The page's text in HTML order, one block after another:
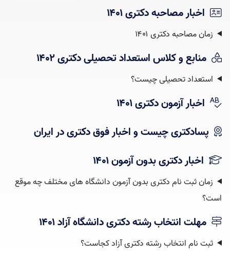
اخبار مصاحبه دکتری ۱۴۰۱
زمان مصاحبه دکتری ۱۴۰۱
منابع و کلاس استعداد تحصیلی دکتری ۱۴۰۲
استعداد تحصیلی چیست؟‌
اخبار آزمون دکتری ۱۴۰۱
پسادکتری چیست و اخبار فوق دکتری در ایران
اخبار دکتری بدون آزمون ۱۴۰۱
زمان ثبت نام دکتری بدون آزمون دانشگاه های مختلف چه موقع
است؟
مهلت انتخاب رشته دکتری دانشگاه آزاد ۱۴۰۱
ثبت نام انتخاب رشته دکتری آزاد کجاست؟